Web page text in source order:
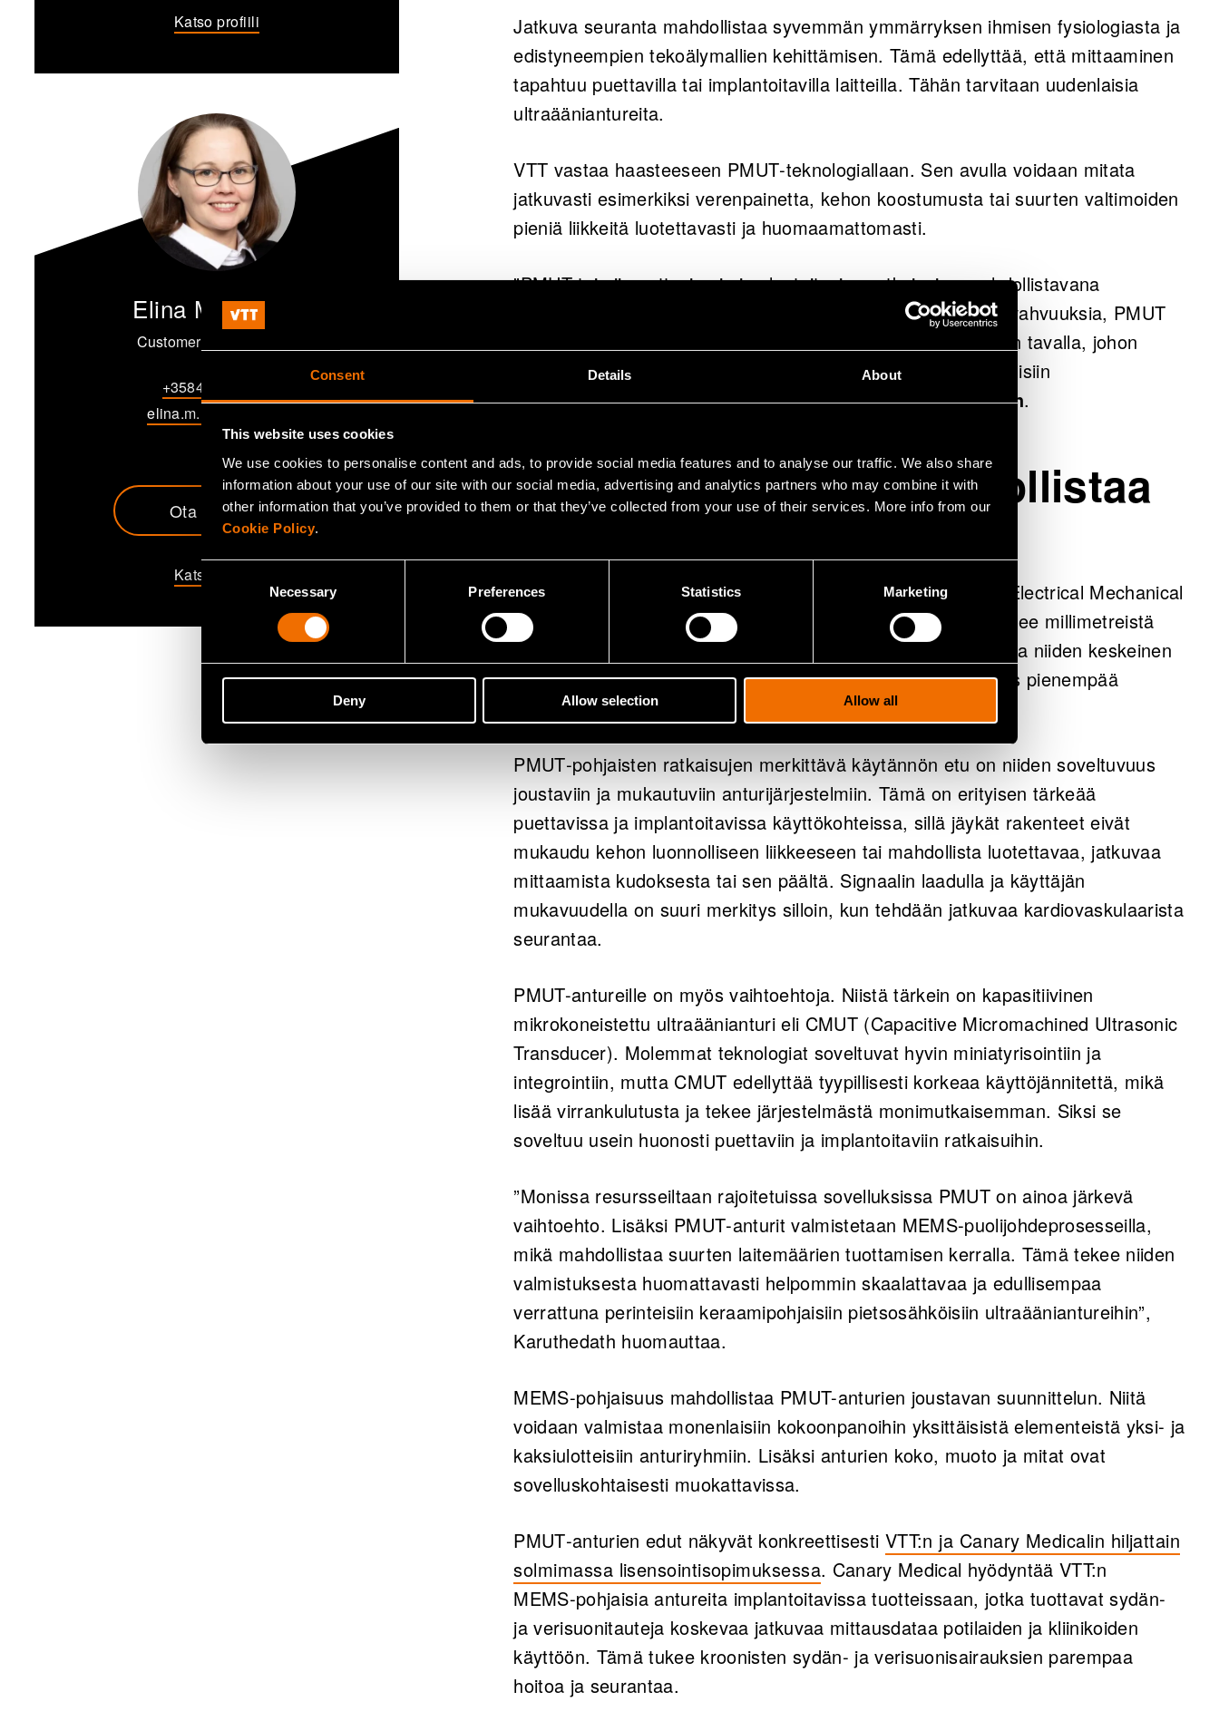
Consent Details About
This website uses cookies
We use cookies to personalise content and ads, to provide social media features and to analyse our traffic. We also share
information about your use of our site with our social media, advertising and analytics partners who may combine it with
other information that you’ve provided to them or that they’ve collected from your use of their services. More info from our
Cookie Policy.
Consent
Selection
Necessary Preferences Statistics Marketing
Deny Allow selection Allow all
PMUT-teknologiassa käytetään alumiininitridiä ja skandiumilla seostettua
alumiininitridiä, jotka ovat lyijyttömiä ja täyttävät EU-direktiivien
vaatimukset, samalla mahdollistaen erittäin herkät ja vähävirtaiset anturit.
Tulevaisuudessa PMUT-teknologialla voisi olla sovelluksia myös
lievittämiseen, lääkkeiden kuljetuksen helpottamiseen tai jopa syövän
hoidossa.
Tiivistelmä on tekoälyn tekemä ja ihmisen tarkistama.
Jatkuva seuranta mahdollistaa syvemmän ymmärryksen ihmisen fysiologiasta ja
edistyneempien tekoälymallien kehittämisen. Tämä edellyttää, että mittaaminen
tapahtuu puettavilla tai implantoitavilla laitteilla. Tähän tarvitaan uudenlaisia
ultraääniantureita.
VTT vastaa haasteeseen PMUT‑teknologiallaan. Sen avulla voidaan mitata
jatkuvasti esimerkiksi verenpainetta, kehon koostumusta tai suurten valtimoiden
pieniä liikkeitä luotettavasti ja huomaamattomasti.
”PMUT toimii puettavien ja implantoitavien ratkaisujen mahdollistavana
teknologiana. Vaikka kilpailevilla teknologioilla on yksittäisiä vahvuuksia, PMUT
yhdistää tarvittavan suorituskyvyn ja skaalautuvan tuotannon tavalla, johon
useimmat vaihtoehdot eivät pysty”, sanoo VTT:n lääketieteellisiin
mikrojärjestelmiin perehtynyt erikoistutkijaCyril Karuthedath.
PMUT-teknologia mahdollistaa
jatkuvan mittauksen
PMUT‑laitteet ovat hyvin pieniä MEMS‑teknologialla (Micro Electrical Mechanical
Systems) valmistettuja ultraääniantureita, joiden koko vaihtelee millimetreistä
senttimetreihin. Tavanomaisiin ultraääniratkaisuihin verrattuna niiden keskeinen
etu piilee matalassa käyttöjännitteessä, mikä tarkoittaa myös pienempää
virrankulutusta.
PMUT‑pohjaisten ratkaisujen merkittävä käytännön etu on niiden soveltuvuus
joustaviin ja mukautuviin anturijärjestelmiin. Tämä on erityisen tärkeää
puettavissa ja implantoitavissa käyttökohteissa, sillä jäykät rakenteet eivät
mukaudu kehon luonnolliseen liikkeeseen tai mahdollista luotettavaa, jatkuvaa
mittaamista kudoksesta tai sen päältä. Signaalin laadulla ja käyttäjän
mukavuudella on suuri merkitys silloin, kun tehdään jatkuvaa kardiovaskulaarista
seurantaa.
PMUT-antureille on myös vaihtoehtoja. Niistä tärkein on kapasitiivinen
mikrokoneistettu ultraäänianturi eli CMUT (Capacitive Micromachined Ultrasonic
Transducer). Molemmat teknologiat soveltuvat hyvin miniatyrisointiin ja
integrointiin, mutta CMUT edellyttää tyypillisesti korkeaa käyttöjännitettä, mikä
lisää virrankulutusta ja tekee järjestelmästä monimutkaisemman. Siksi se
soveltuu usein huonosti puettaviin ja implantoitaviin ratkaisuihin.
”Monissa resursseiltaan rajoitetuissa sovelluksissa PMUT on ainoa järkevä
vaihtoehto. Lisäksi PMUT‑anturit valmistetaan MEMS‑puolijohdeprosesseilla,
mikä mahdollistaa suurten laitemäärien tuottamisen kerralla. Tämä tekee niiden
valmistuksesta huomattavasti helpommin skaalattavaa ja edullisempaa
verrattuna perinteisiin keraamipohjaisiin pietsosähköisiin ultraääniantureihin”,
Karuthedath huomauttaa.
MEMS-pohjaisuus mahdollistaa PMUT-anturien joustavan suunnittelun. Niitä
voidaan valmistaa monenlaisiin kokoonpanoihin yksittäisistä elementeistä yksi‑ ja
kaksiulotteisiin anturiryhmiin. Lisäksi anturien koko, muoto ja mitat ovat
sovelluskohtaisesti muokattavissa.
PMUT‑anturien edut näkyvät konkreettisesti VTT:n ja Canary Medicalin hiljattain
solmimassa lisensointisopimuksessa. Canary Medical hyödyntää VTT:n
MEMS‑pohjaisia antureita implantoitavissa tuotteissaan, jotka tuottavat sydän‑
ja verisuonitauteja koskevaa jatkuvaa mittausdataa potilaiden ja kliinikoiden
käyttöön. Tämä tukee kroonisten sydän‑ ja verisuonisairauksien parempaa
hoitoa ja seurantaa.
Katso profiili
Elina M. Mattila
Customer Account Lead
+358407162230
elina.m.mattila@vtt.fi
Ota yhteyttä
Katso profiili